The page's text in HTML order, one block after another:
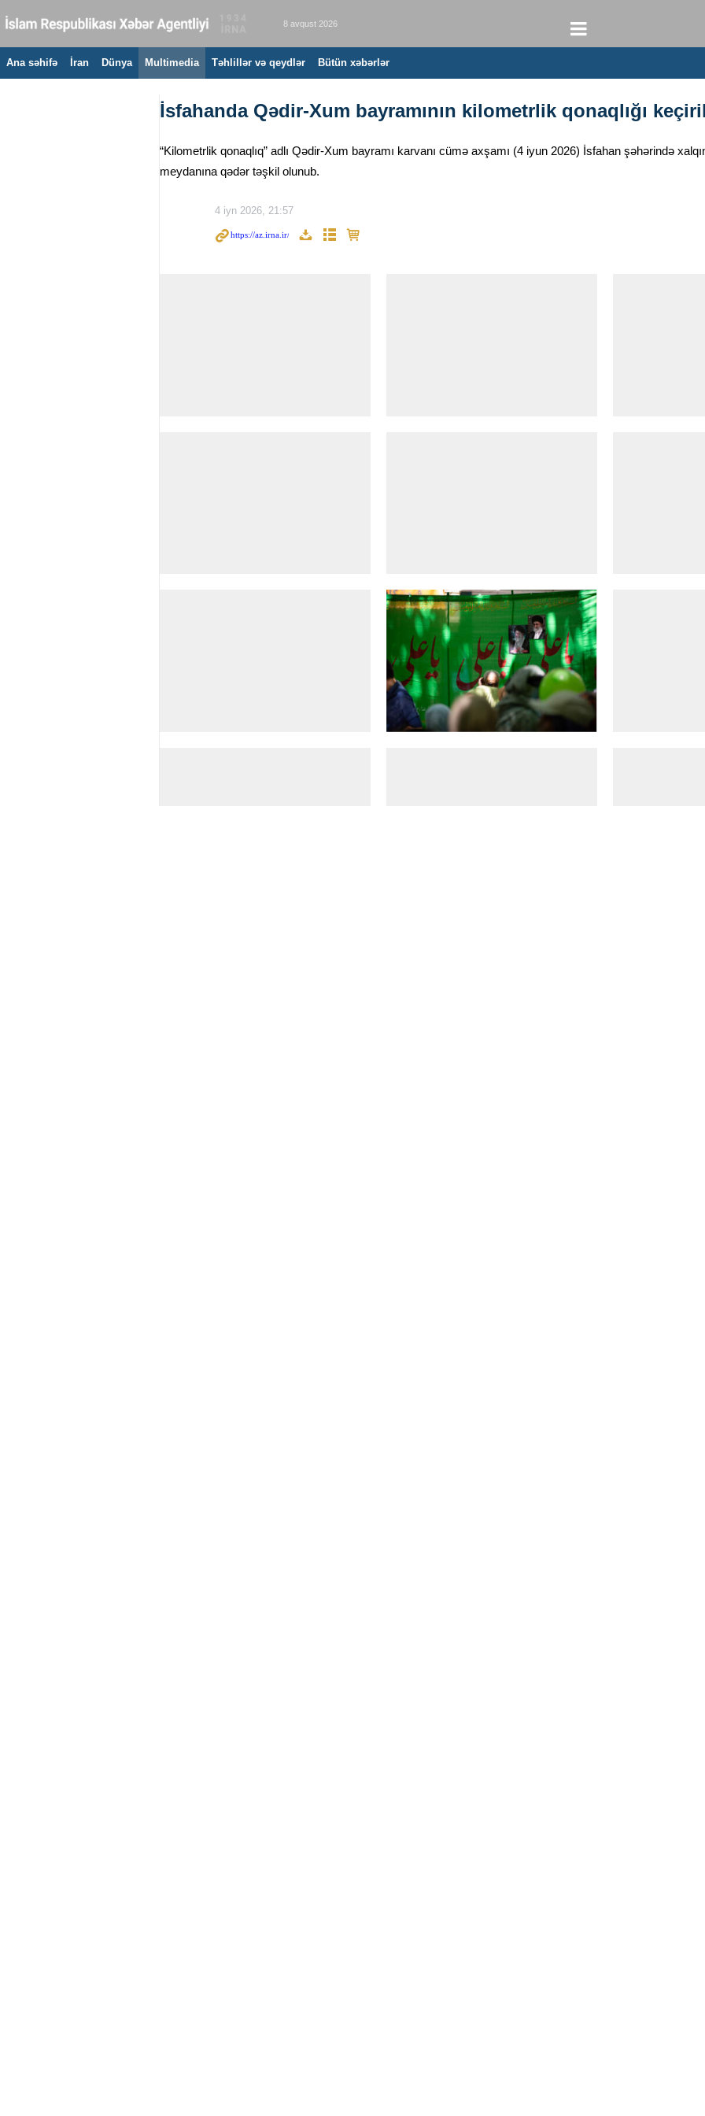
8 avqust 2026
Ana səhifə İran Dünya Multimedia Təhlillər və qeydlər Bütün xəbərlər
İsfahanda Qədir-Xum bayramının kilometrlik qonaqlığı
“Kilometrlik qonaqlıq” adlı Qədir-Xum bayramı karvanı cümə axşamı (4 iyun 2026) İsfahan şəhərində
meydanına qədər təşkil olunub.
4 iyn 2026, 21:57